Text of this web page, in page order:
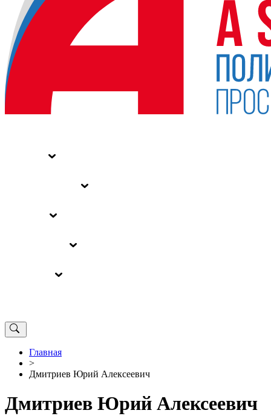
Главная
>
Дмитриев Юрий Алексеевич
Дмитриев Юрий Алексеевич